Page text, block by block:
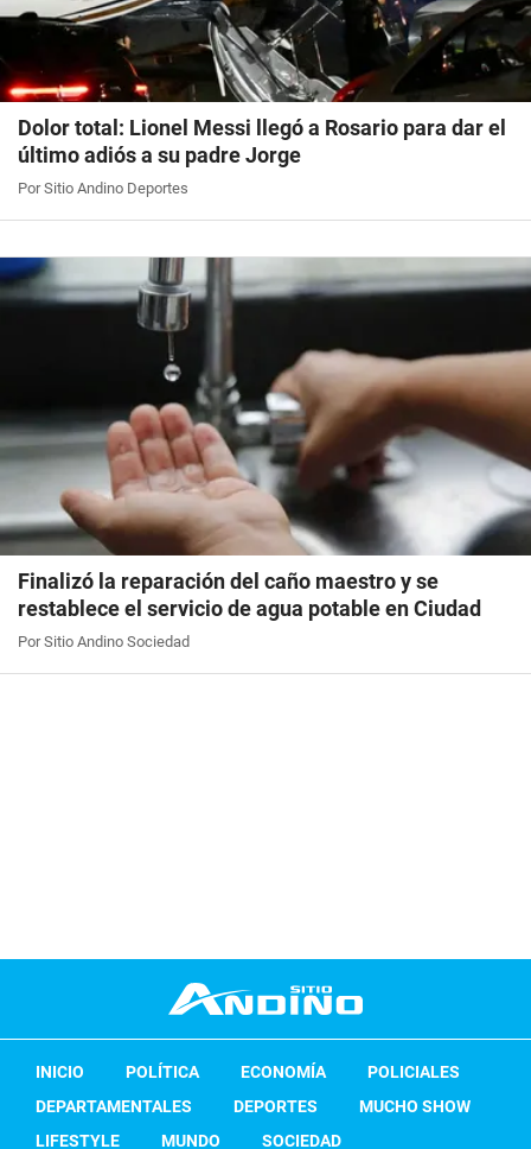
Dolor total: Lionel Messi llegó a Rosario para dar el
último adiós a su padre Jorge
Por Sitio Andino Deportes
Finalizó la reparación del caño maestro y se
restablece el servicio de agua potable en Ciudad
Por Sitio Andino Sociedad
INICIO POLÍTICA ECONOMÍA
POLICIALES
DEPARTAMENTALES
DEPORTES
MUCHO SHOW
LIFESTYLE
MUNDO SOCIEDAD